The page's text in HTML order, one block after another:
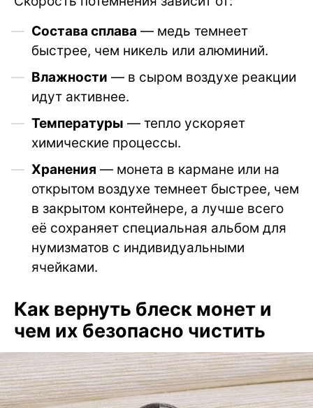
Состава сплава — медь темнеет
быстрее, чем никель или алюминий.
Влажности — в сыром воздухе реакции
идут активнее.
Температуры — тепло ускоряет
химические процессы.
Хранения — монета в кармане или на
открытом воздухе темнеет быстрее, чем
в закрытом контейнере, а лучше всего
её сохраняет специальная альбом для
нумизматов с индивидуальными
ячейками.
Как вернуть блеск монет и
чем их безопасно чистить